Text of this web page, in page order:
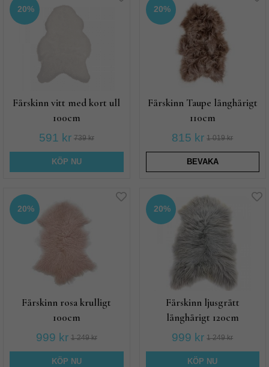
20%
Fårskinn vitt med kort ull
100cm
591 kr 739 kr
KÖP NU
20%
Fårskinn Taupe långhårigt
110cm
815 kr 1 019 kr
BEVAKA
20%
Fårskinn rosa krulligt
100cm
999 kr 1 249 kr
KÖP NU
20%
Fårskinn ljusgrått
långhårigt 120cm
999 kr 1 249 kr
KÖP NU